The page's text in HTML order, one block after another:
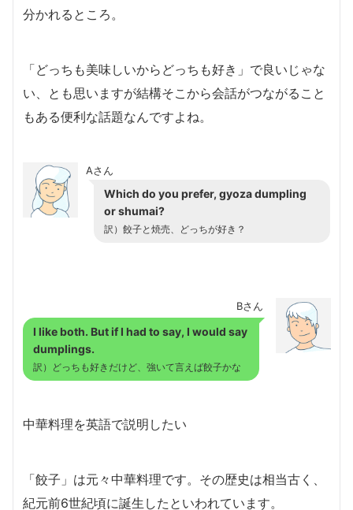
分かれるところ。
「どっちも美味しいからどっちも好き」で良いじゃな
い、とも思いますが結構そこから会話がつながること
もある便利な話題なんですよね。
Aさん
Which do you prefer, gyoza dumpling
or shumai?
訳）餃子と焼売、どっちが好き？
Bさん
I like both. But if I had to say, I would say
dumplings.
訳）どっちも好きだけど、強いて言えば餃子かな
中華料理を英語で説明したい
「餃子」は元々中華料理です。その歴史は相当古く、
紀元前6世紀頃に誕生したといわれています。